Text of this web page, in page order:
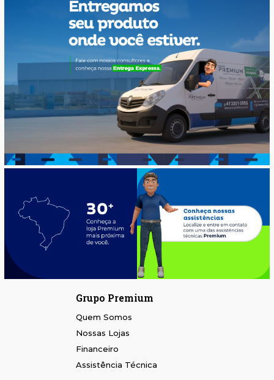
Grupo Premium
Quem Somos
Nossas Lojas
Financeiro
Assistência Técnica